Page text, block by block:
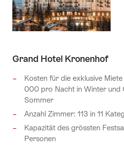
Grand Hotel Kronenhof
Kosten für die exklusive
000 pro Nacht in Winter
Sommer
Anzahl Zimmer: 113 in 11
Kapazität des grössten
Personen